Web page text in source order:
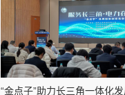
“金点子”助力长三角一体化